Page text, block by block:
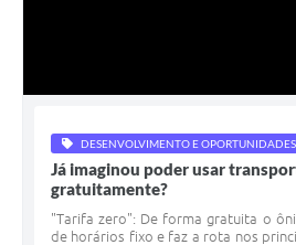
DESENVOLVIMENTO E OPORTUNIDADES
Já imaginou poder usar
gratuitamente?
"Tarifa zero": De forma gratuita o
de horários fixo e faz a rota nos